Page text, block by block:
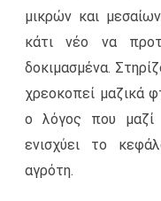
μικρών και
κάτι νέο να
δοκιμασμένα.
χρεοκοπεί μαζικά
ο λόγος που μαζί
ενισχύει το
αγρότη.